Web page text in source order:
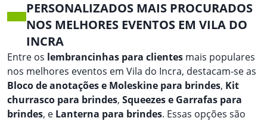
PERSONALIZADOS MAIS PROCURADOS
NOS MELHORES EVENTOS EM VILA DO
INCRA
Entre os lembrancinhas para clientes mais populares
nos melhores eventos em Vila do Incra, destacam-se as
Bloco de anotações e Moleskine para brindes, Kit
churrasco para brindes, Squeezes e Garrafas para
brindes, e Lanterna para brindes. Essas opções são